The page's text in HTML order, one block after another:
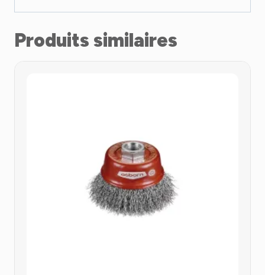
Produits similaires